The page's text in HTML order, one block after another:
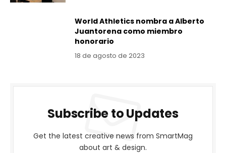
World Athletics nombra a Alberto
Juantorena como miembro
honorario
18 de agosto de 2023
Subscribe to Updates
Get the latest creative news from SmartMag
about art & design.